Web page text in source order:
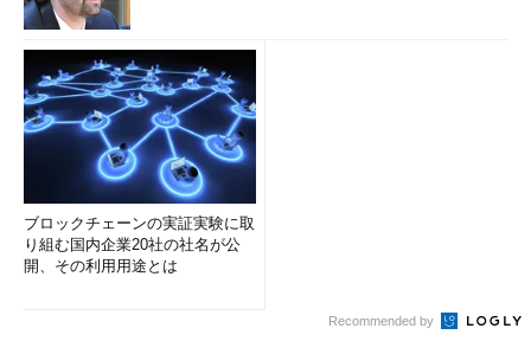
ブロックチェーンの実証実験に取
り組む国内企業20社の社名が公
開、その利用用途とは
Recommended by